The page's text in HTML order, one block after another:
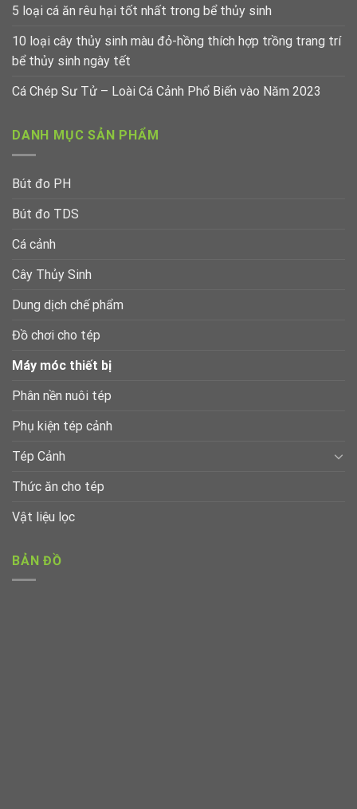
5 loại cá ăn rêu hại tốt nhất trong bể thủy sinh
10 loại cây thủy sinh màu đỏ-hồng thích hợp trồng trang trí
bể thủy sinh ngày tết
Cá Chép Sư Tử – Loài Cá Cảnh Phổ Biến vào Năm 2023
DANH MỤC SẢN PHẨM
Bút đo PH
Bút đo TDS
Cá cảnh
Cây Thủy Sinh
Dung dịch chế phẩm
Đồ chơi cho tép
Máy móc thiết bị
Phân nền nuôi tép
Phụ kiện tép cảnh
Tép Cảnh
Thức ăn cho tép
Vật liệu lọc
BẢN ĐỒ